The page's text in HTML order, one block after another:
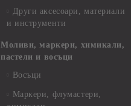
Други аксесоари, материали
и инструменти
Моливи, маркери, химикали,
пастели и восъци
Восъци
Маркери, флумастери,